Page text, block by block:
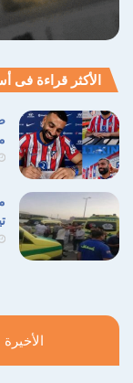
الأكثر قراءة فى
الأخيرة